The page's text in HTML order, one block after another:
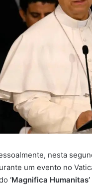
nesta
um evento no
‘Magnifica Humanitas’